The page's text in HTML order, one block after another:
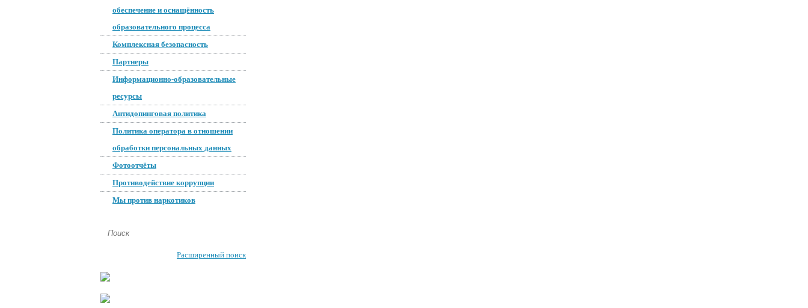
обеспечение и оснащённость
образовательного процесса
Комплексная безопасность
Партнеры
Информационно-образовательные
ресурсы
Антидопинговая политика
Политика оператора в отношении
обработки персональных данных
Фотоотчёты
Противодействие коррупции
Мы против наркотиков
Расширенный поиск